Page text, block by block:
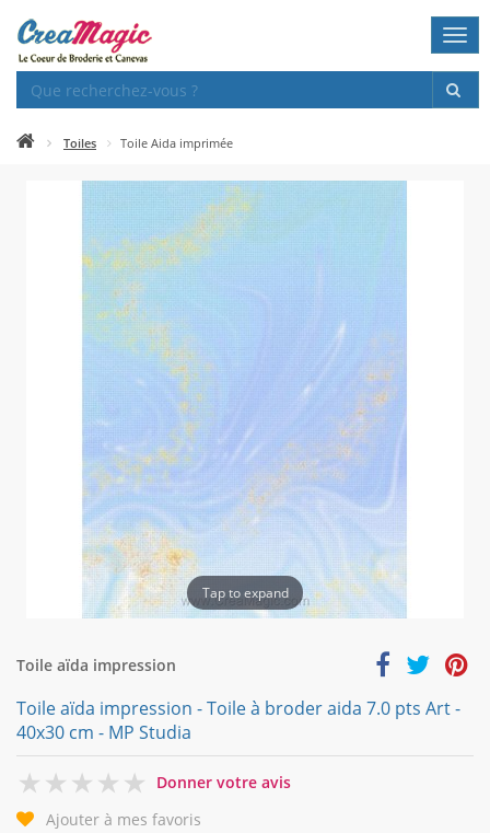
Toiles Toile Aida imprimée
Tap to expand
Toile aïda impression
Toile aïda impression - Toile à broder aida 7.0 pts Art -
40x30 cm - MP Studia
0
Donner votre avis
Ajouter à mes favoris